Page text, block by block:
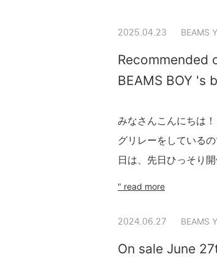
2025.04.23 BEAMS
Recommended
BEAMS BOY 's
みなさんこんにちは
グリレーをしている
日は、先日ひっそり
" read more
2024.06.27 BEAMS
On sale June